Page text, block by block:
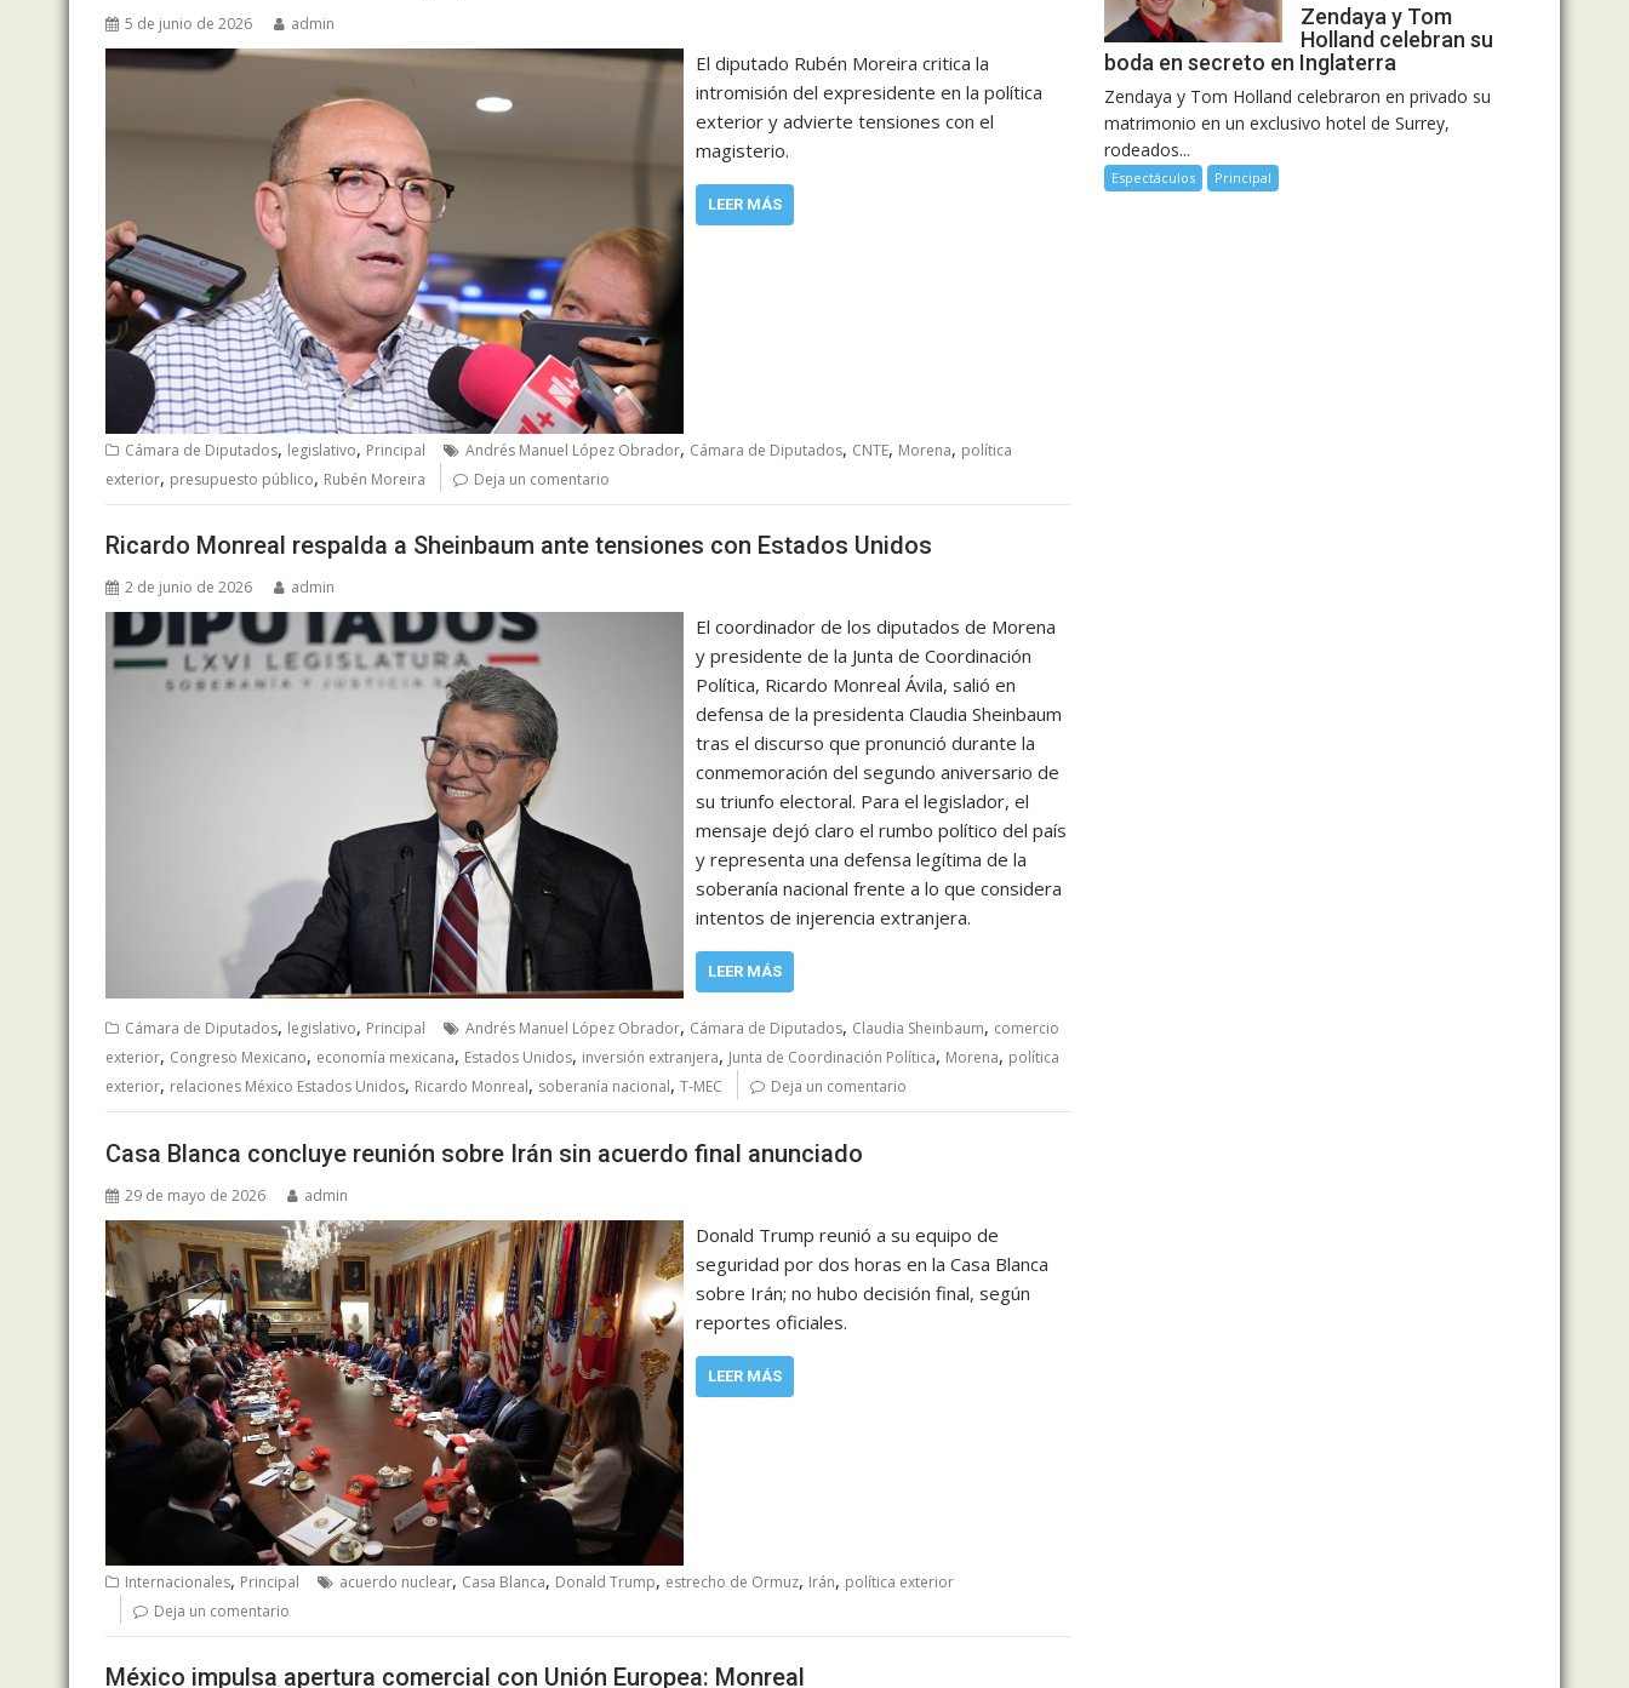
5 de junio de 2026 admin
El diputado Rubén Moreira critica la
intromisión del expresidente en la política
exterior y advierte tensiones con el
magisterio.
LEER MÁS
Cámara de Diputados, legislativo, Principal Andrés Manuel López Obrador, Cámara de Diputados, CNTE, Morena, política
exterior, presupuesto público, Rubén Moreira Deja un comentario
Ricardo Monreal respalda a Sheinbaum ante tensiones con Estados Unidos
2 de junio de 2026 admin
El coordinador de los diputados de Morena
y presidente de la Junta de Coordinación
Política, Ricardo Monreal Ávila, salió en
defensa de la presidenta Claudia Sheinbaum
tras el discurso que pronunció durante la
conmemoración del segundo aniversario de
su triunfo electoral. Para el legislador, el
mensaje dejó claro el rumbo político del país
y representa una defensa legítima de la
soberanía nacional frente a lo que considera
intentos de injerencia extranjera.
LEER MÁS
Cámara de Diputados, legislativo, Principal Andrés Manuel López Obrador, Cámara de Diputados, Claudia Sheinbaum, comercio
exterior, Congreso Mexicano, economía mexicana, Estados Unidos, inversión extranjera, Junta de Coordinación Política, Morena, política
exterior, relaciones México Estados Unidos, Ricardo Monreal, soberanía nacional, T-MEC Deja un comentario
Casa Blanca concluye reunión sobre Irán sin acuerdo final anunciado
29 de mayo de 2026 admin
Donald Trump reunió a su equipo de
seguridad por dos horas en la Casa Blanca
sobre Irán; no hubo decisión final, según
reportes oficiales.
LEER MÁS
Internacionales, Principal acuerdo nuclear, Casa Blanca, Donald Trump, estrecho de Ormuz, Irán, política exterior
Deja un comentario
México impulsa apertura comercial con Unión Europea: Monreal
Zendaya y Tom
Holland celebran su
boda en secreto en Inglaterra
Zendaya y Tom Holland celebraron en privado su
matrimonio en un exclusivo hotel de Surrey,
rodeados...
Espectáculos Principal